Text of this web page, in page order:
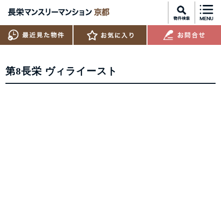
第8長栄 ヴィライースト